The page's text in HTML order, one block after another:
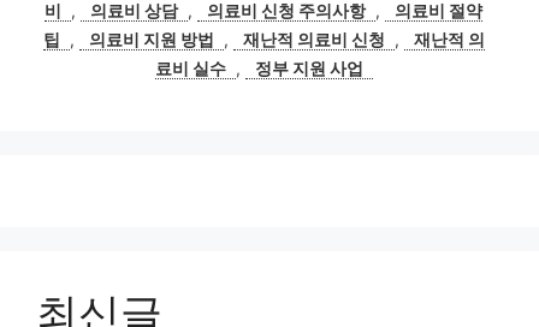
비
, 의료비 상담 , 의료비 신청 주의사항 ,
의료비 절약
팁
, 의료비 지원 방법 , 재난적 의료비 신청 ,
재난적 의
료비 실수 , 정부 지원 사업
최신글